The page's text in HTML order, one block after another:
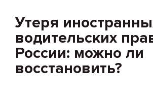
Утеря
водительских
России: можно ли
восстановить?